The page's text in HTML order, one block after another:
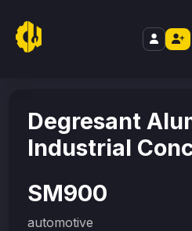
Degresant
Industrial
SM900
automotive